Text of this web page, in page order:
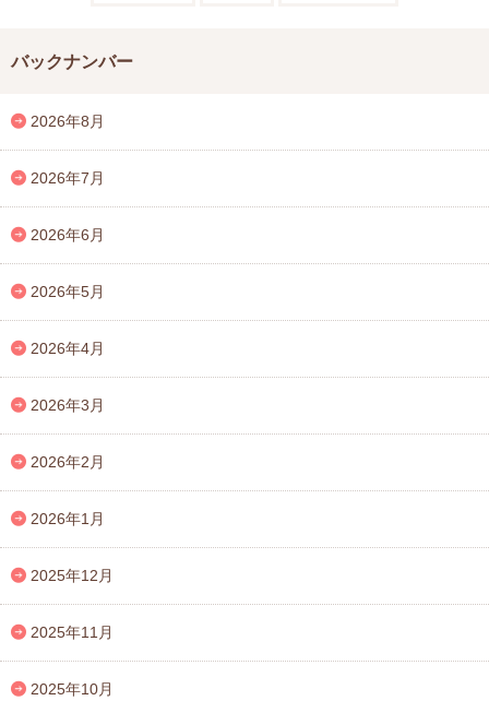
バックナンバー
2026年8月
2026年7月
2026年6月
2026年5月
2026年4月
2026年3月
2026年2月
2026年1月
2025年12月
2025年11月
2025年10月